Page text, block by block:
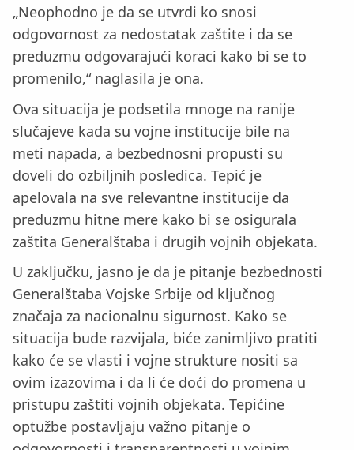
„Neophodno je da se utvrdi ko snosi
odgovornost za nedostatak zaštite i da se
preduzmu odgovarajući koraci kako bi se to
promenilo,“ naglasila je ona.
Ova situacija je podsetila mnoge na ranije
slučajeve kada su vojne institucije bile na
meti napada, a bezbednosni propusti su
doveli do ozbiljnih posledica. Tepić je
apelovala na sve relevantne institucije da
preduzmu hitne mere kako bi se osigurala
zaštita Generalštaba i drugih vojnih objekata.
U zaključku, jasno je da je pitanje bezbednosti
Generalštaba Vojske Srbije od ključnog
značaja za nacionalnu sigurnost. Kako se
situacija bude razvijala, biće zanimljivo pratiti
kako će se vlasti i vojne strukture nositi sa
ovim izazovima i da li će doći do promena u
pristupu zaštiti vojnih objekata. Tepićine
optužbe postavljaju važno pitanje o